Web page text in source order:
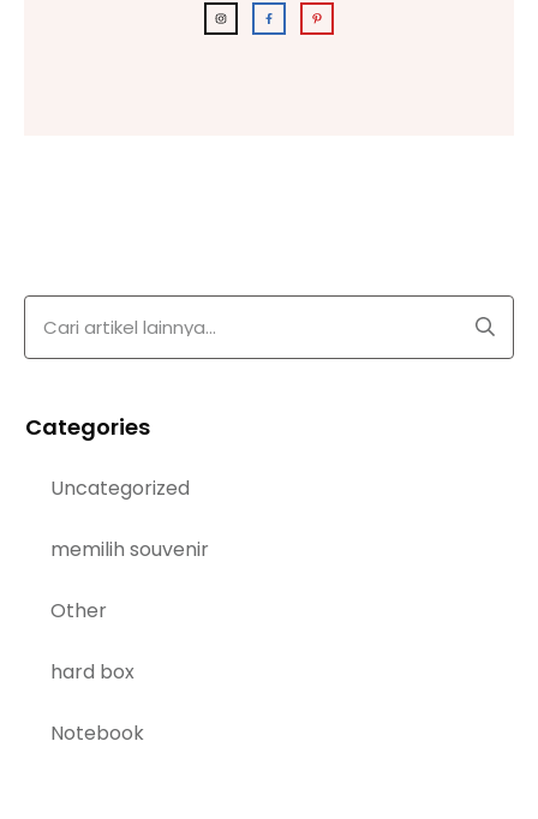
Categories
Uncategorized
memilih souvenir
Other
hard box
Notebook